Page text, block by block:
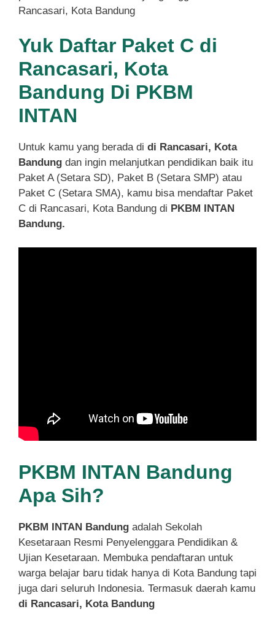
Rancasari, Kota Bandung
Yuk Daftar Paket C di
Rancasari, Kota
Bandung Di PKBM
INTAN
Untuk kamu yang berada di di Rancasari, Kota
Bandung dan ingin melanjutkan pendidikan baik itu
Paket A (Setara SD), Paket B (Setara SMP) atau
Paket C (Setara SMA), kamu bisa mendaftar Paket
C di Rancasari, Kota Bandung di PKBM INTAN
Bandung.
PKBM INTAN Bandung
Apa Sih?
PKBM INTAN Bandung adalah Sekolah
Kesetaraan Resmi Penyelenggara Pendidikan &
Ujian Kesetaraan. Membuka pendaftaran untuk
warga belajar baru tidak hanya di Kota Bandung tapi
juga dari seluruh Indonesia. Termasuk daerah kamu
di Rancasari, Kota Bandung